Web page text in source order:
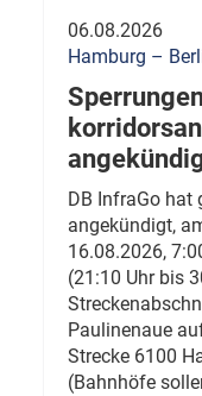
06.08.2026
Hamburg –
DB InfraGo hat
angekündigt,
16.08.2026,
(21:10 Uhr bis
Paulinenaue
Strecke 6100
(Bahnhöfe